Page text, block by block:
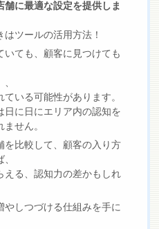
舗に最適な設定を提供しま
ツールの活用方法！
いても、顧客に見つけても
いる可能性があります。
日に日にエリア内の認知を
せん。
を比較して、顧客の入り方
える、認知力の差かもしれ
やしつづける仕組みを手に